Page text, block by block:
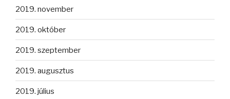
2019. november
2019. október
2019. szeptember
2019. augusztus
2019. július